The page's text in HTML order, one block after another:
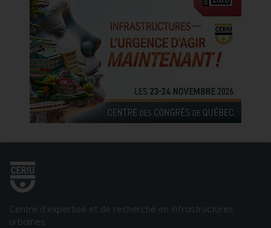
Centre d’expertise et de recherche en infrastructures
urbaines